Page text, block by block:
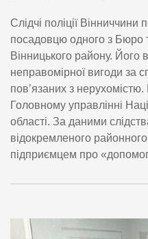
Слідчі поліції
посадовцю одного з Бюро
Вінницького району. Його
неправомірної вигоди за
пов’язаних з
Головному управлінні
області. За даними
відокремленого
підприємцем про